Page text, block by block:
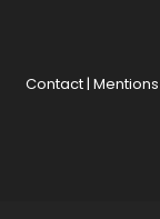
Contact|